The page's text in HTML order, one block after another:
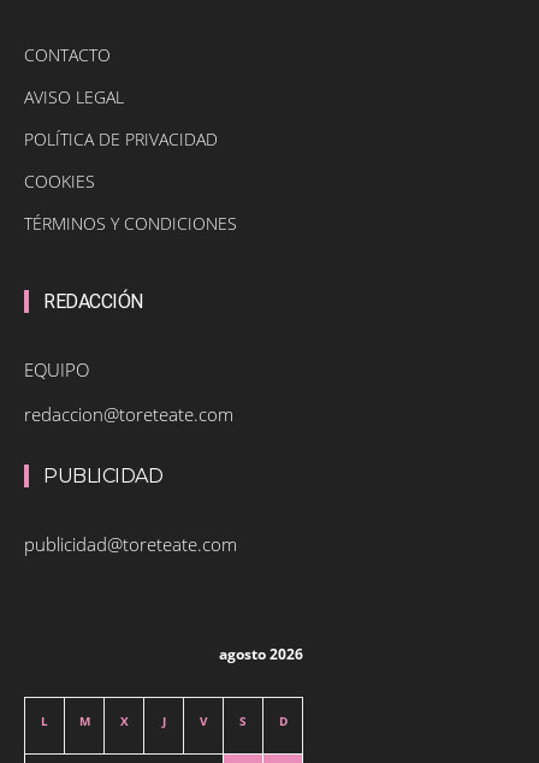
CONTACTO
AVISO LEGAL
POLÍTICA DE PRIVACIDAD
COOKIES
TÉRMINOS Y CONDICIONES
REDACCIÓN
EQUIPO
redaccion@toreteate.com
PUBLICIDAD
publicidad@toreteate.com
agosto 2026
L M X J V S D